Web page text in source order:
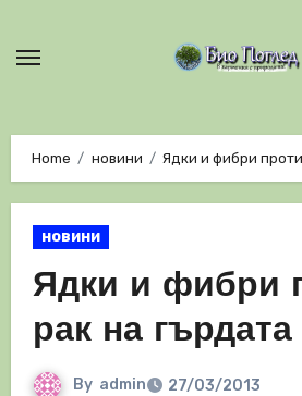
Home новини Ядки и фибри
новини
Ядки и фибри
рак на гърдата
By admin
27/03/2013